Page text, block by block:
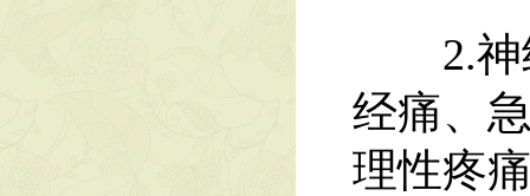
2.神经
经痛、
理性疼